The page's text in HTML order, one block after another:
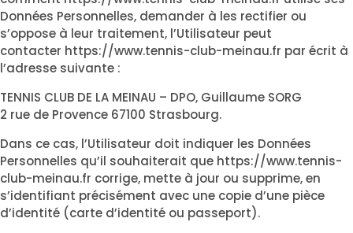
Données Personnelles, demander à les rectifier ou
s’oppose à leur traitement, l’Utilisateur peut
contacter https://www.tennis-club-meinau.fr par écrit à
l’adresse suivante :
TENNIS CLUB DE LA MEINAU – DPO, Guillaume SORG
2 rue de Provence 67100 Strasbourg.
Dans ce cas, l’Utilisateur doit indiquer les Données
Personnelles qu’il souhaiterait que https://www.tennis-
club-meinau.fr corrige, mette à jour ou supprime, en
s’identifiant précisément avec une copie d’une pièce
d’identité (carte d’identité ou passeport).